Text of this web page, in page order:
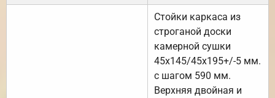
Стойки каркаса из
строганой доски
камерной сушки
45х145/45х195+/-5 мм.
с шагом 590 мм.
Верхняя двойная и